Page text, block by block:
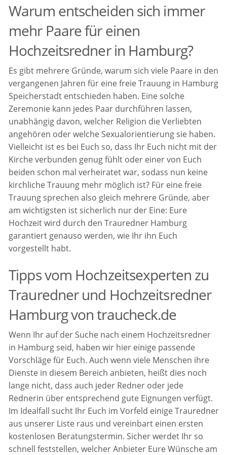
Warum entscheiden sich immer
mehr Paare für einen
Hochzeitsredner in Hamburg?
Es gibt mehrere Gründe, warum sich viele Paare in den
vergangenen Jahren für eine freie Trauung in Hamburg
Speicherstadt entschieden haben. Eine solche
Zeremonie kann jedes Paar durchführen lassen,
unabhängig davon, welcher Religion die Verliebten
angehören oder welche Sexualorientierung sie haben.
Vielleicht ist es bei Euch so, dass Ihr Euch nicht mit der
Kirche verbunden genug fühlt oder einer von Euch
beiden schon mal verheiratet war, sodass nun keine
kirchliche Trauung mehr möglich ist? Für eine freie
Trauung sprechen also gleich mehrere Gründe, aber
am wichtigsten ist sicherlich nur der Eine: Eure
Hochzeit wird durch den Trauredner Hamburg
garantiert genauso werden, wie Ihr ihn Euch
vorgestellt habt.
Tipps vom Hochzeitsexperten zu
Trauredner und Hochzeitsredner
Hamburg von traucheck.de
Wenn Ihr auf der Suche nach einem Hochzeitsredner
in Hamburg seid, haben wir hier einige passende
Vorschläge für Euch. Auch wenn viele Menschen ihre
Dienste in diesem Bereich anbieten, heißt dies noch
lange nicht, dass auch jeder Redner oder jede
Rednerin über entsprechend gute Eignungen verfügt.
Im Idealfall sucht Ihr Euch im Vorfeld einige Trauredner
aus unserer Liste raus und vereinbart einen ersten
kostenlosen Beratungstermin. Sicher werdet Ihr so
schnell feststellen, welcher Anbieter Eure Wünsche am